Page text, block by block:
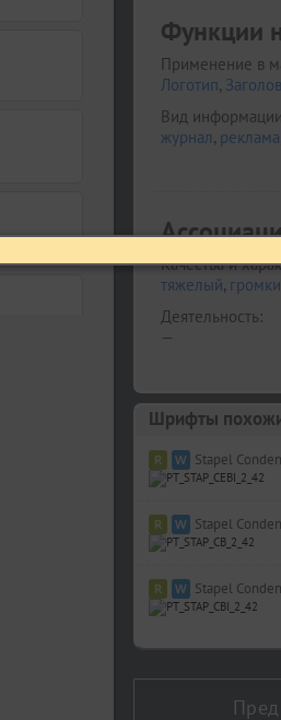
Функции
Применение в
Логотип,
Вид
журнал, реклама
Качества и
тяжелый,
Деятельность:
—
Шрифты
Stapel
Stapel
Stapel